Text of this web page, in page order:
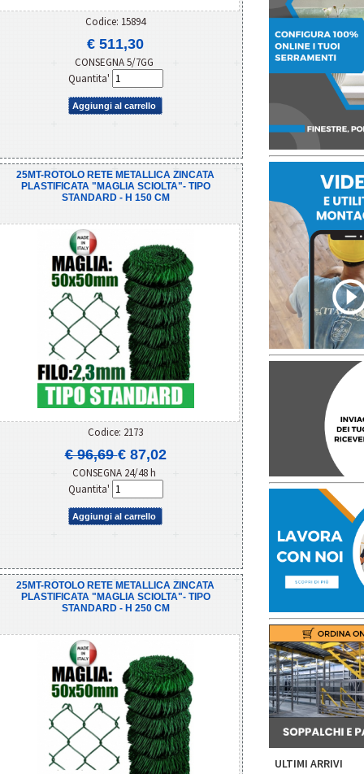
Codice: 15894
€ 511,30
CONSEGNA 5/7GG
Quantita'
Aggiungi al carrello
25MT-ROTOLO RETE METALLICA ZINCATA
PLASTIFICATA "MAGLIA SCIOLTA"- TIPO
STANDARD - H 150 CM
Codice: 2173
€ 96,69€ 87,02
CONSEGNA 24/48 h
Quantita'
Aggiungi al carrello
25MT-ROTOLO RETE METALLICA ZINCATA
PLASTIFICATA "MAGLIA SCIOLTA"- TIPO
STANDARD - H 250 CM
ULTIMI ARRIVI